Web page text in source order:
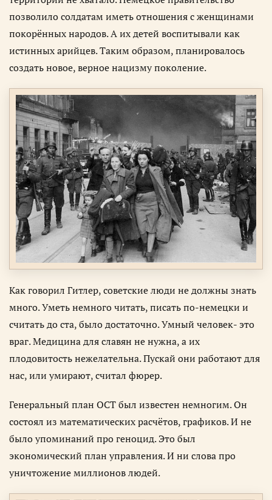
позволило солдатам иметь отношения с женщинами
покорённых народов. А их детей воспитывали как
истинных арийцев. Таким образом, планировалось
создать новое, верное нацизму поколение.
Как говорил Гитлер, советские люди не должны знать
много. Уметь немного читать, писать по-немецки и
считать до ста, было достаточно. Умный человек- это
враг. Медицина для славян не нужна, а их
плодовитость нежелательна. Пускай они работают для
нас, или умирают, считал фюрер.
Генеральный план ОСТ был известен немногим. Он
состоял из математических расчётов, графиков. И не
было упоминаний про геноцид. Это был
экономический план управления. И ни слова про
уничтожение миллионов людей.